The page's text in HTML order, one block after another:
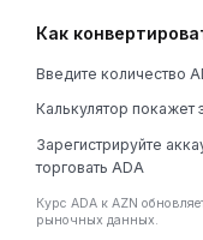
Как
Введите количество
Калькулятор покажет
Зарегистрируйте
торговать ADA
Курс ADA к AZN
рыночных данных.